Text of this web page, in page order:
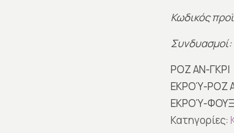
Κωδικός
Συνδυασμοί:
ΡΟΖ ΑΝ-ΓΚΡΙ
ΕΚΡΟΎ-ΡΟΖ
ΕΚΡΟΎ-ΦΟΥΞ
Κατηγορίες: